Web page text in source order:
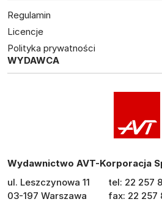
Regulamin
Licencje
Polityka prywatności
WYDAWCA
Wydawnictwo AVT-Korporacja
ul. Leszczynowa 11
03-197 Warszawa
tel: 22 257
fax: 22 257